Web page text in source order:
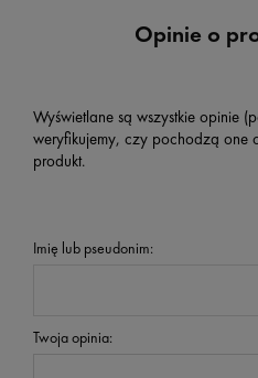
Opinie o
Wyświetlane są wszystkie opinie
weryfikujemy, czy pochodzą one
produkt.
Imię lub pseudonim:
Twoja opinia: